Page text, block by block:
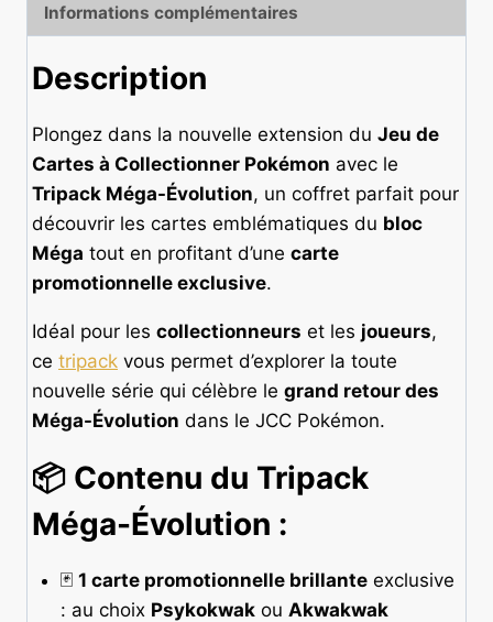
Informations complémentaires
Description
Plongez dans la nouvelle extension du Jeu de
Cartes à Collectionner Pokémon avec le
Tripack Méga-Évolution, un coffret parfait pour
découvrir les cartes emblématiques du bloc
Méga tout en profitant d’une carte
promotionnelle exclusive.
Idéal pour les collectionneurs et les joueurs,
ce tripack vous permet d’explorer la toute
nouvelle série qui célèbre le grand retour des
Méga-Évolution dans le JCC Pokémon.
📦 Contenu du Tripack
Méga-Évolution :
🃏 1 carte promotionnelle brillanteexclusive
: au choix Psykokwakou Akwakwak